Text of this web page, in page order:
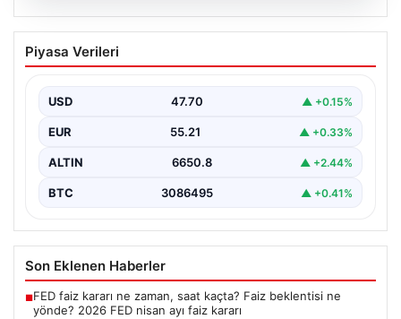
06.08.2026
Altın fiyatları canlı 8 Nisan 2026: Altın
fiyatları ne kadar oldu? Gram, çeyrek,
fiyatları
Piyasa Verileri
USD 47.70 ▲ +0.15%
EUR 55.21 ▲ +0.33%
ALTIN 6650.8 ▲ +2.44%
BTC 3086495 ▲ +0.41%
Son Eklenen Haberler
■FED faiz kararı ne zaman, saat kaçta? Faiz beklentisi ne
yönde? 2026 FED nisan ayı faiz kararı